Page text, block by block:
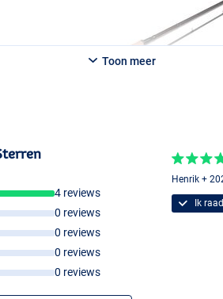
Toon meer
4 reviews
0 reviews
0 reviews
0 reviews
0 reviews
Henrik +
Ik